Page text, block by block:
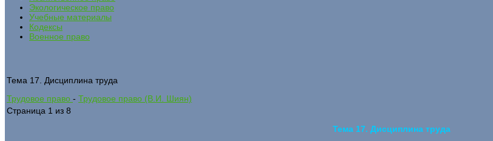
Экологическое право
Учебные материалы
Кодексы
Военное право
Тема 17. Дисциплина труда
Трудовое право - Трудовое право (В.И. Шиян)
Страница 1 из 8
Тема 17. Дисциплина труда